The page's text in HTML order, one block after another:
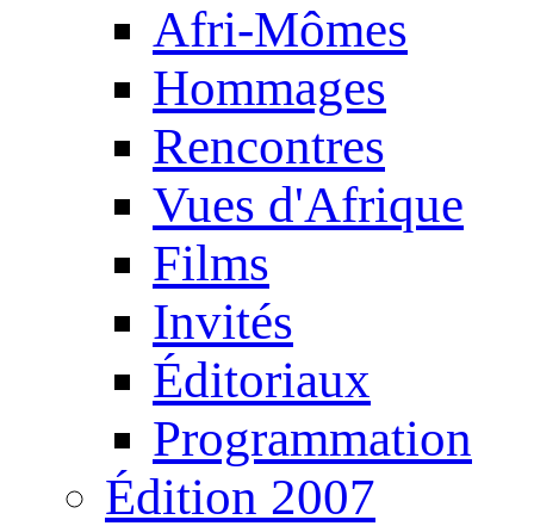
Afri-Mômes
Hommages
Rencontres
Vues d'Afrique
Films
Invités
Éditoriaux
Programmation
Édition 2007